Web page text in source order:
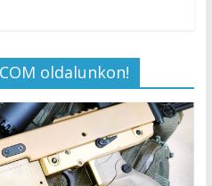
oldalunkon!